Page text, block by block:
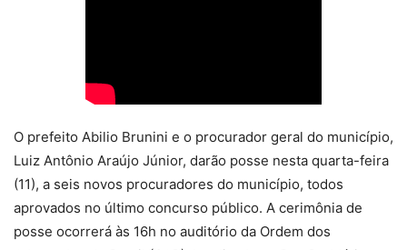
O prefeito Abilio Brunini e o procurador geral do município,
Luiz Antônio Araújo Júnior, darão posse nesta quarta-feira
(11), a seis novos procuradores do município, todos
aprovados no último concurso público. A cerimônia de
posse ocorrerá às 16h no auditório da Ordem dos